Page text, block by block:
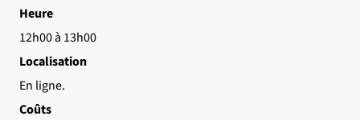
Heure
12h00 à 13h00
Localisation
En ligne.
Coûts